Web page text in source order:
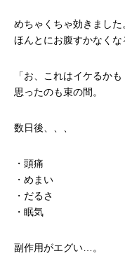
めちゃくちゃ効きました
ほんとにお腹すかなくな
「お、これはイケるかも
思ったのも束の間。
数日後、、、
・頭痛
・めまい
・だるさ
・眠気
副作用がエグい…。